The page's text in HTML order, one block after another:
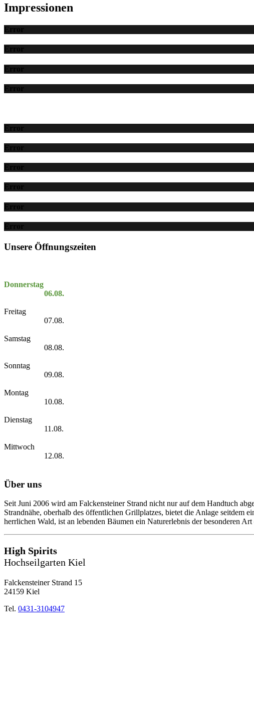
Impressionen
Error
Error
Error
Error
Error
Error
Error
Error
Error
Error
Unsere Öffnungszeiten
Donnerstag
06.08.
Freitag
07.08.
Samstag
08.08.
Sonntag
09.08.
Montag
10.08.
Dienstag
11.08.
Mittwoch
12.08.
Über uns
Seit Juni 2006 wird am Falckensteiner Strand nicht nur auf dem Handtuch
Strandnähe, oberhalb des öffentlichen Grillplatzes, bietet die Anlage
herrlichen Wald, ist an lebenden Bäumen ein Naturerlebnis der besonderen Art
High Spirits
Hochseilgarten Kiel
Falckensteiner Strand 15
24159 Kiel
Tel. 0431-3104947